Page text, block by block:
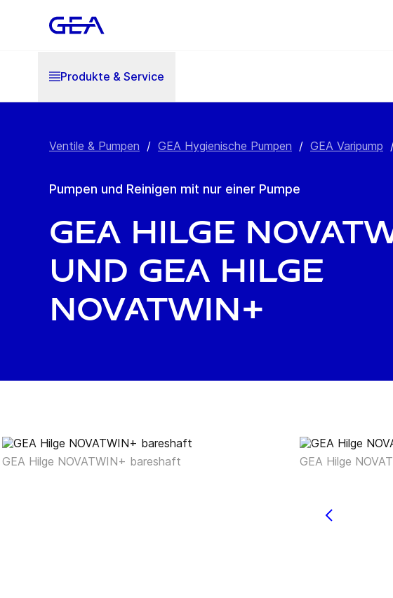
Produkte & Service
Ventile & Pumpen / GEA Hygienische Pumpen / GEA Varipump
Pumpen und Reinigen mit nur einer Pumpe
GEA Hilge
und GEA Hilge
NOVATWIN+
GEA Hilge NOVATWIN+ bareshaft GEA Hilge